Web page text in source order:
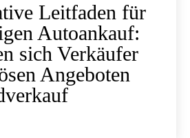
Leitfaden für
Autoankauf:
sich Verkäufer
Angeboten